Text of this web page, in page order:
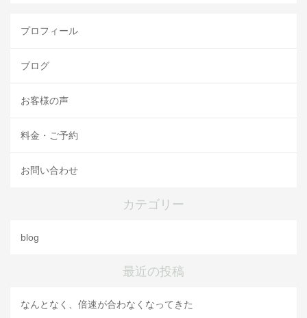
プロフィール
ブログ
お客様の声
料金・ご予約
お問い合わせ
カテゴリー
blog
最近の投稿
なんとなく、倍速が合わなくなってきた